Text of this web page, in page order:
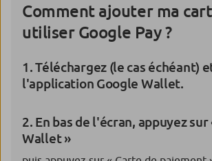
Comment ajouter ma
utiliser Google Pay ?
1. Téléchargez (le cas échéant)
l'application Google Wallet.
2. En bas de l'écran, appuyez
Wallet »